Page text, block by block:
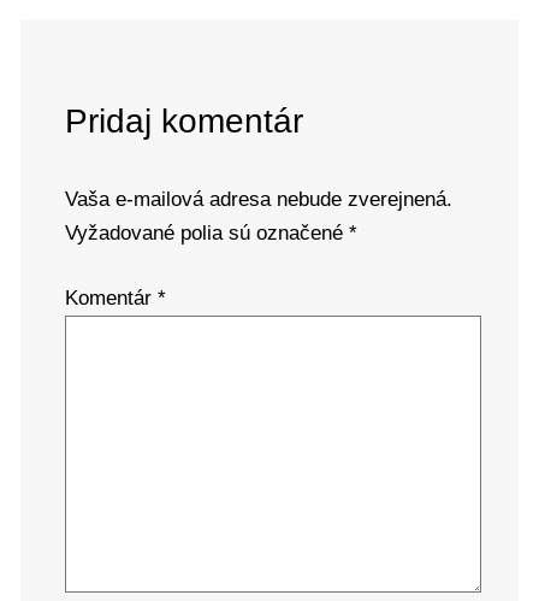
Pridaj komentár
Vaša e-mailová adresa nebude zverejnená.
Vyžadované polia sú označené *
Komentár *